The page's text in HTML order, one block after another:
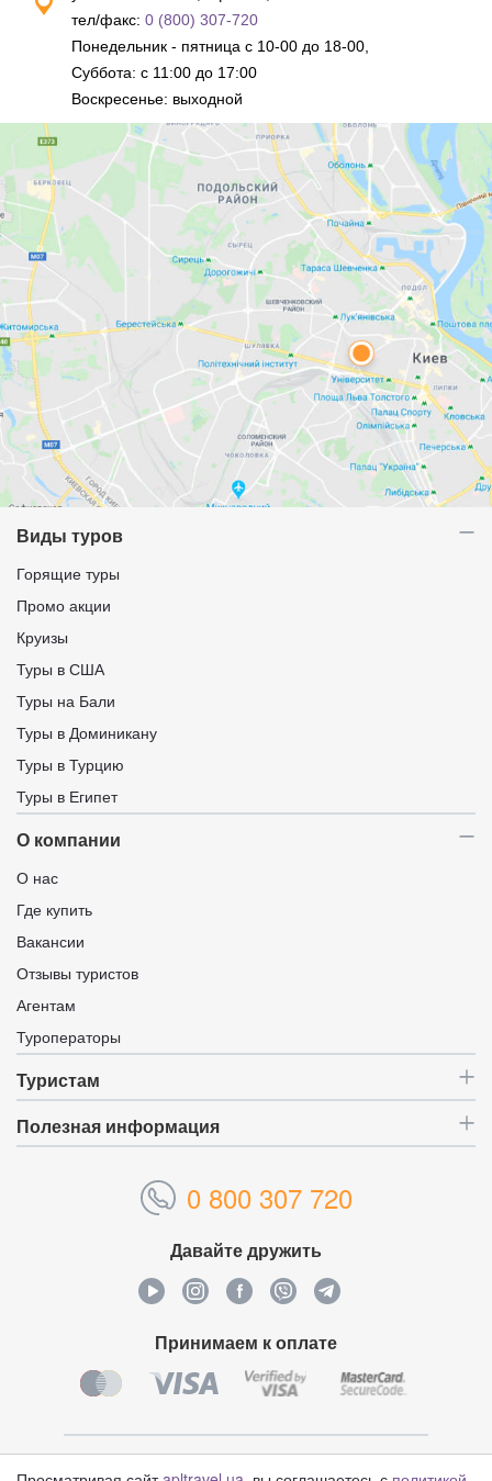
тел/факс: 0 (800) 307-720
Понедельник - пятница с 10-00 до 18-00,
Суббота: с 11:00 до 17:00
Воскресенье: выходной
Виды туров
Горящие туры
Промо акции
Круизы
Туры в США
Туры на Бали
Туры в Доминикану
Туры в Турцию
Туры в Египет
О компании
О нас
Где купить
Вакансии
Отзывы туристов
Агентам
Туроператоры
Туристам
Полезная информация
0 800 307 720
Давайте дружить
Принимаем к оплате